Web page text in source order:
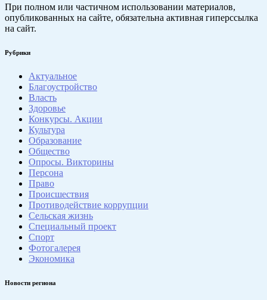
При полном или частичном использовании материалов,
опубликованных на сайте, обязательна активная гиперссылка
на сайт.
Рубрики
Актуальное
Благоустройство
Власть
Здоровье
Конкурсы. Акции
Культура
Образование
Общество
Опросы. Викторины
Персона
Право
Происшествия
Противодействие коррупции
Сельская жизнь
Специальный проект
Спорт
Фотогалерея
Экономика
Новости региона